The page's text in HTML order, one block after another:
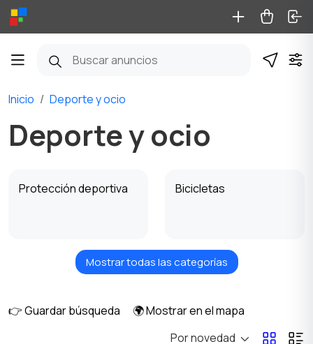
Inicio Deporte y ocio
Deporte y ocio
Protección deportiva Bicicletas
Patines y monopatines Patinetas y Scooters
Mostrar todas las categorías
👉 Guardar búsqueda
🌍 Mostrar en el mapa
Por novedad